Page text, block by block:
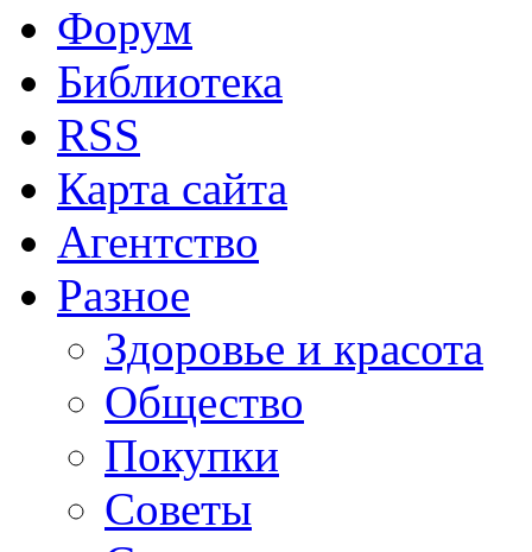
Форум
Библиотека
RSS
Карта сайта
Агентство
Разное
Здоровье и красота
Общество
Покупки
Советы